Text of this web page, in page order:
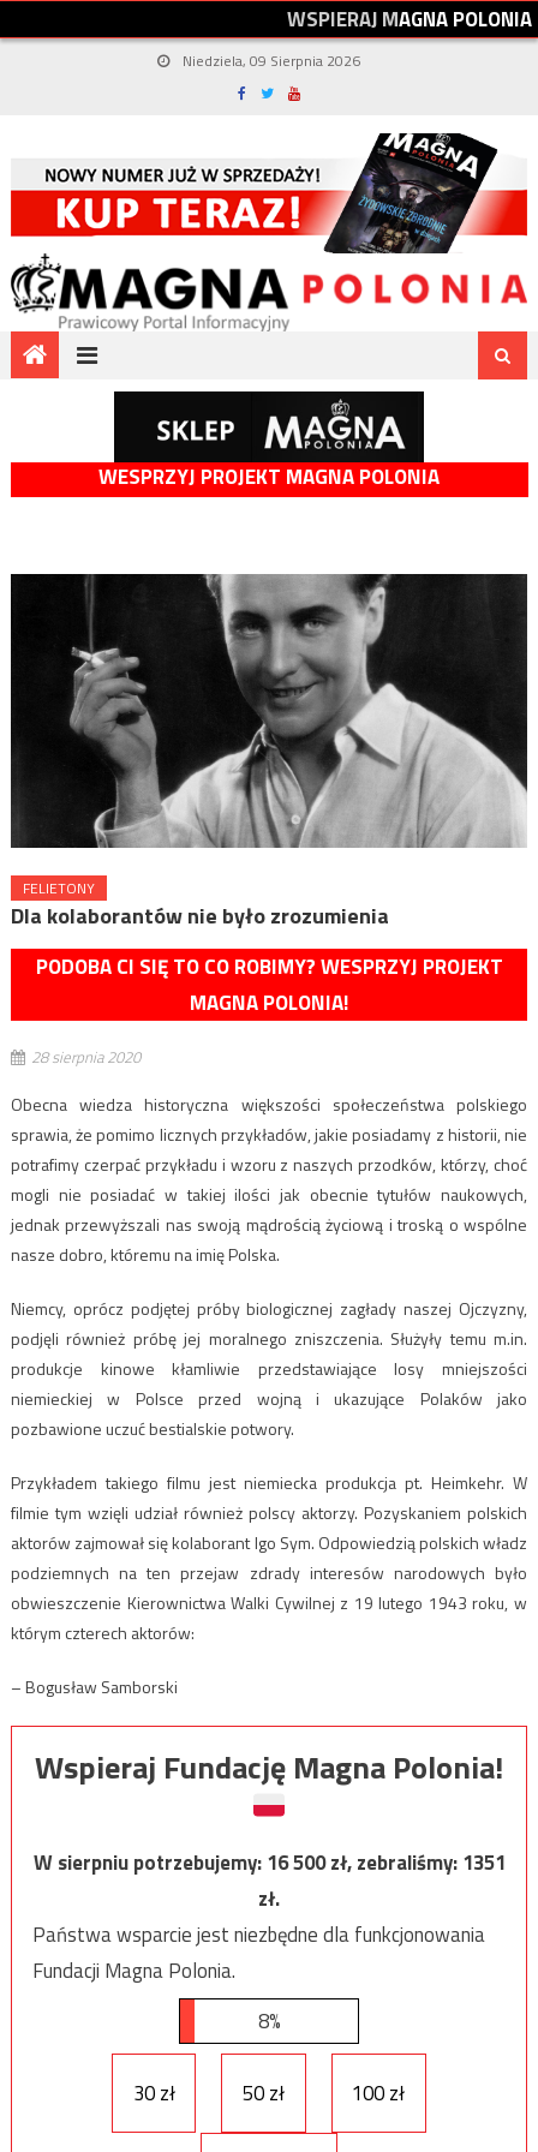
WSPIERAJMAGNAPOLONIA
Niedziela, 09 Sierpnia 2026
WESPRZYJ PROJEKT MAGNA POLONIA
FELIETONY
Dla kolaborantów nie było zrozumienia
PODOBA CI SIĘ TO CO ROBIMY? WESPRZYJ PROJEKT
MAGNA POLONIA!
28 sierpnia 2020
Obecna wiedza historyczna większości społeczeństwa polskiego
sprawia, że pomimo licznych przykładów, jakie posiadamy z historii, nie
potrafimy czerpać przykładu i wzoru z naszych przodków, którzy, choć
mogli nie posiadać w takiej ilości jak obecnie tytułów naukowych,
jednak przewyższali nas swoją mądrością życiową i troską o wspólne
nasze dobro, któremu na imię Polska.
Niemcy, oprócz podjętej próby biologicznej zagłady naszej Ojczyzny,
podjęli również próbę jej moralnego zniszczenia. Służyły temu m.in.
produkcje kinowe kłamliwie przedstawiające losy mniejszości
niemieckiej w Polsce przed wojną i ukazujące Polaków jako
pozbawione uczuć bestialskie potwory.
Przykładem takiego filmu jest niemiecka produkcja pt. Heimkehr. W
filmie tym wzięli udział również polscy aktorzy. Pozyskaniem polskich
aktorów zajmował się kolaborant Igo Sym. Odpowiedzią polskich władz
podziemnych na ten przejaw zdrady interesów narodowych było
obwieszczenie Kierownictwa Walki Cywilnej z 19 lutego 1943 roku, w
którym czterech aktorów:
– Bogusław Samborski
Wspieraj Fundację Magna Polonia!
W sierpniu potrzebujemy:16 500zł, zebraliśmy:1351
zł.
Państwa wsparcie jest niezbędne dla funkcjonowania
Fundacji Magna Polonia.
8%
30 zł 50 zł 100 zł